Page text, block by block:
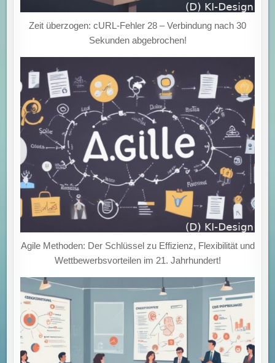
Zeit überzogen: cURL-Fehler 28 – Verbindung nach 30
Sekunden abgebrochen!
Agile Methoden: Der Schlüssel zu Effizienz, Flexibilität und
Wettbewerbsvorteilen im 21. Jahrhundert!